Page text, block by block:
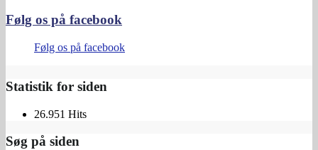
Følg os på facebook
Følg os på facebook
Statistik for siden
26.951 Hits
Søg på siden